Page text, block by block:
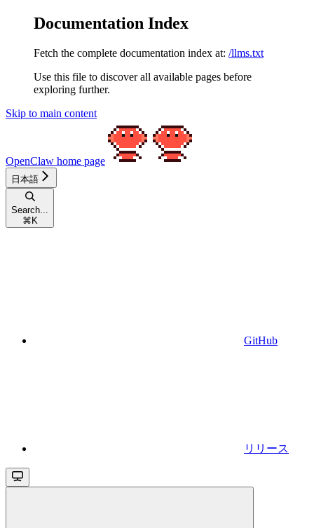
Documentation Index
Fetch the complete documentation index at: /llms.txt
Use this file to discover all available pages before
exploring further.
Skip to main content
OpenClaw home page
日本語
Search...
⌘ K
GitHub
リリース